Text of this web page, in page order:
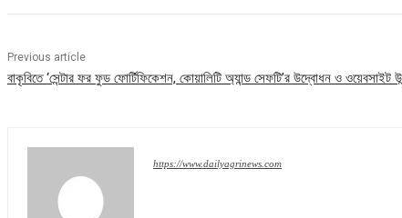
Previous article
বাকৃবিতে ‘সেন্টার ফর ফুড ফোর্টিফিকেশন, কোয়ালিটি অ্যান্ড সেফটি’র উদ্বোধন ও ওয়েবসাইট
https://www.dailyagrinews.com